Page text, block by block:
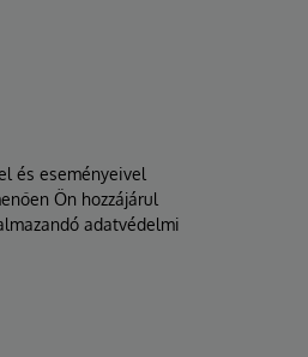
és eseményeivel
Ön hozzájárul
adatvédelmi